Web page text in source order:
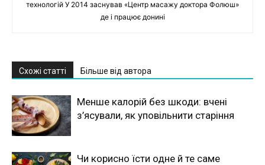
технологій У 2014 заснував «Центр масажу доктора Фолюш»
де і працює донині
Схожі статті Більше від автора
Менше калорій без шкоди: вчені
з’ясували, як уповільнити старіння
Чи корисно їсти одне й те саме